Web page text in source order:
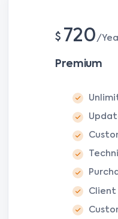
$ 720
Premium
Client